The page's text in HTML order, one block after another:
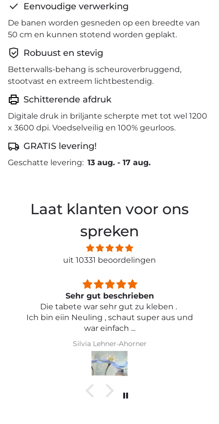
Eenvoudige verwerking
De banen worden gesneden op een breedte van
50 cm en kunnen stotend worden geplakt.
Robuust en stevig
Betterwalls-behang is scheuroverbruggend,
stootvast en extreem lichtbestendig.
Schitterende afdruk
Digitale druk in briljante scherpte met tot wel 1200
x 3600 dpi. Voedselveilig en 100% geurloos.
GRATIS levering!
Geschatte levering: 13 aug. - 17 aug.
Laat klanten voor ons
spreken
uit 10331 beoordelingen
Sehr schön und von toller Qualität
Iris Griese